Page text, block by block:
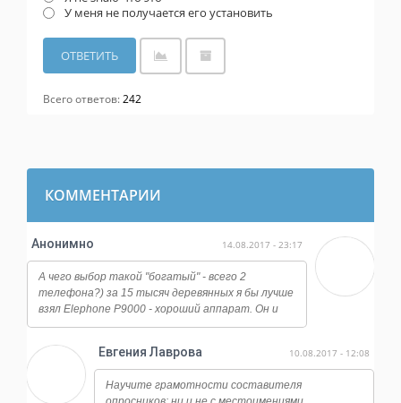
У меня не получается его установить
Всего ответов:242
КОММЕНТАРИИ
Анонимно 14.08.2017 - 23:17
А чего выбор такой "богатый" - всего 2
телефона?) за 15 тысяч деревянных я бы лучше
взял Elephone P9000 - хороший аппарат. Он и
работает ничуть не хуже, и камера у него
отличается от всех этих сяоми и мейзу по
дизайну, смотрится намного дороже.
Евгения Лаврова 10.08.2017 - 12:08
Научите грамотности составителя